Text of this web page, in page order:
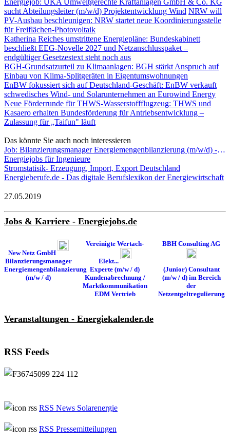
sucht Abteilungsleiter (m/w/d) Projektentwicklung Wind NRW will
PV-Ausbau beschleunigen: NRW startet neue Koordinierungsstelle
für Freiflächen-Photovoltaik
Katherina Reiches umstrittene Energiepläne: Bundeskabinett
beschließt EEG-Novelle 2027 und Netzanschlusspaket –
endgültiger Gesetzestext steht noch aus
BGH-Grundsatzurteil zu Klimaanlagen: BGH stärkt Anspruch auf
Einbau von Klima-Splitgeräten in Eigentumswohnungen
EnBW fokussiert sich auf Deutschland-Geschäft: EnBW verkauft
schwedisches Wind- und Solarunternehmen an Eurowind Energy
Neue Förderrunde für THWS-Wasserstoffflugzeug: THWS und
Kasaero erhalten Bundesförderung für Antriebsentwicklung –
Zulassung für „Taifun" läuft
Das könnte Sie auch noch interessieren
Job: Bilanzierungsmanager Energiemengenbilanzierung (m/w/d) - New Netz GmbH
Energiejobs für Ingenieure
Stromstatisik- Erzeugung, Import, Export Deutschland
Energieberufe.de - Das digitale Berufslexikon der Energiewirtschaft
27.05.2019
Jobs & Karriere - Energiejobs.de
New Netz GmbH
Bilanzierungsmanager
Energiemengenbilanzierung
(m/w / d)
Vereinigte Wertach-
Elekt...
Experte (m/w / d)
Kundenabrechnung /
Marktkommunikation
EDM Vertrieb
BBH Consulting AG
(Junior) Consultant
(m/w / d) im Bereich
der
Netzentgeltregulierung
Veranstaltungen - Energiekalender.de
RSS Feeds
RSS News Solarenergie
RSS Pressemitteilungen